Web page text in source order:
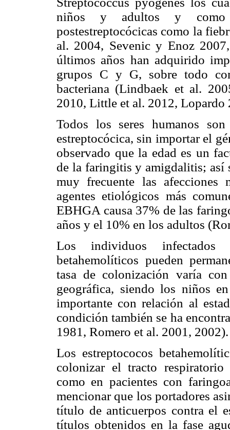
niños y adultos y como
postestreptocócicas como la
al. 2004, Sevenic y Enoz
últimos años han adquirido
grupos C y G, sobre todo
bacteriana (Lindbaek et al.
2010, Little et al. 2012, Lopardo
Todos los seres humanos
estreptocócica, sin importar el
observado que la edad es un
de la faringitis y amigdalitis; así
muy frecuente las afecciones
agentes etiológicos más
EBHGA causa 37% de las
años y el 10% en los adultos
Los individuos
betahemolíticos pueden
tasa de colonización varía
geográfica, siendo los niños
importante con relación al
condición también se ha
1981, Romero et al. 2001, 2002).
Los estreptococos
colonizar el tracto
como en pacientes con
mencionar que los portadores
título de anticuerpos contra el
títulos obtenidos en la fase